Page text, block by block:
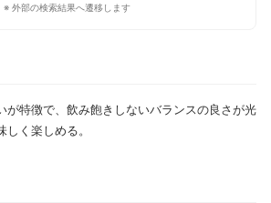
※ 外部の検索結果へ遷移します
が特徴で、飲み飽きしないバランスの良さが光
く楽しめる。